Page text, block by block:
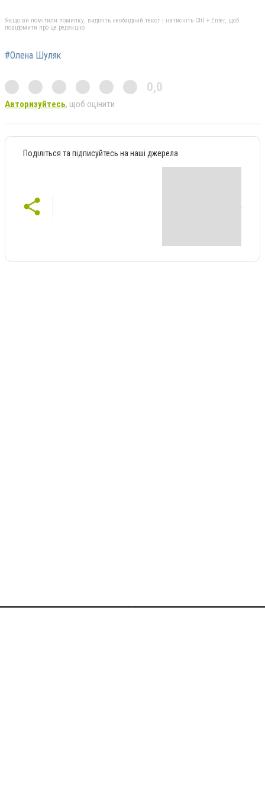
Якщо ви помітили помилку, виділіть необхідний текст і натисніть Ctrl + Enter, щоб
повідомити про це редакцію
#Олена Шуляк
0,0
Авторизуйтесь, щоб оцінити
Поділіться та підписуйтесь на наші джерела